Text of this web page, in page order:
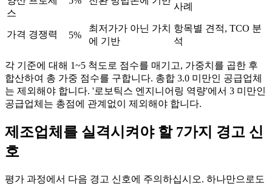
스
사례
가격 경쟁력 5%
최저가가 아닌 가치
에 기반
항목별 견적, TCO 분
석
각 기준에 대해 1~5 척도로 점수를 매기고, 가중치를 곱한 후
합산하여 총 가중 점수를 구합니다. 총합 3.0 미만인 공급업체
는 제외해야 합니다. '로보틱스 엔지니어링 역량'에서 3 미만인
공급업체는 총점에 관계없이 제외해야 합니다.
제조업체를 실격시켜야 할 7가지 경고 신
호
평가 과정에서 다음 경고 신호에 주의하십시오. 하나만으로도